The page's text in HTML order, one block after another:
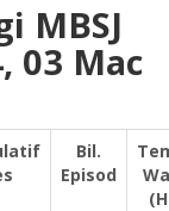
MBSJ
03 Mac
Bil.
Episod